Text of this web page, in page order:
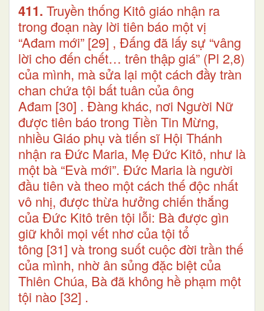
411. Truyền thống Kitô giáo nhận ra
trong đoạn này lời tiên báo một vị
“Ađam mới” [29] , Đấng đã lấy sự “vâng
lời cho đến chết… trên thập giá” (Pl 2,8)
của mình, mà sửa lại một cách đầy tràn
chan chứa tội bất tuân của ông
Ađam [30] . Đàng khác, nơi Người Nữ
được tiên báo trong Tiền Tin Mừng,
nhiều Giáo phụ và tiến sĩ Hội Thánh
nhận ra Đức Maria, Mẹ Đức Kitô, như là
một bà “Evà mới”. Đức Maria là người
đầu tiên và theo một cách thế độc nhất
vô nhị, được thừa hưởng chiến thắng
của Đức Kitô trên tội lỗi: Bà được gìn
giữ khỏi mọi vết nhơ của tội tổ
tông [31] và trong suốt cuộc đời trần thế
của mình, nhờ ân sủng đặc biệt của
Thiên Chúa, Bà đã không hề phạm một
tội nào [32] .